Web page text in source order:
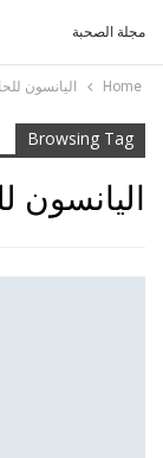
مجلة الصحبة
Home اليانسون
Browsing Tag
اليانسون